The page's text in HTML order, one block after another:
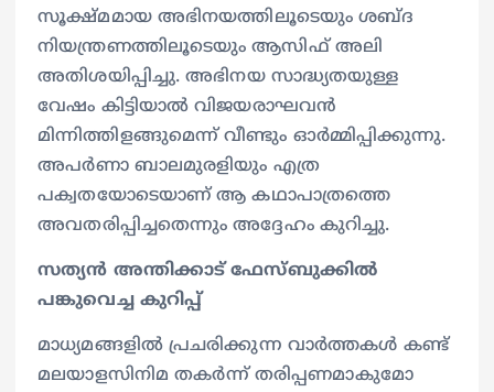
സൂക്ഷ്മമായ അഭിനയത്തിലൂടെയും ശബ്ദ
നിയന്ത്രണത്തിലൂടെയും ആസിഫ് അലി
അതിശയിപ്പിച്ചു. അഭിനയ സാദ്ധ്യതയുള്ള
വേഷം കിട്ടിയാൽ വിജയരാഘവൻ
മിന്നിത്തിളങ്ങുമെന്ന് വീണ്ടും ഓർമ്മിപ്പിക്കുന്നു.
അപർണാ ബാലമുരളിയും എത്ര
പക്വതയോടെയാണ് ആ കഥാപാത്രത്തെ
അവതരിപ്പിച്ചതെന്നും അദ്ദേഹം കുറിച്ചു.
സത്യൻ അന്തിക്കാട് ഫേസ്ബുക്കിൽ
പങ്കുവെച്ച കുറിപ്പ്
മാധ്യമങ്ങളിൽ പ്രചരിക്കുന്ന വാർത്തകൾ കണ്ട്
മലയാളസിനിമ തകർന്ന് തരിപ്പണമാകുമോ